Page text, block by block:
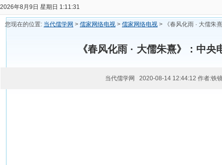
2026年8月9日 星期日 1:11:31
您现在的位置: 当代儒学网 > 儒家网络电视 > 儒家网络电视 > 《春风化雨 · 大儒朱
《春风化雨 · 大儒朱熹》：中
当代儒学网 2020-08-14 12:44:12 作者:铁